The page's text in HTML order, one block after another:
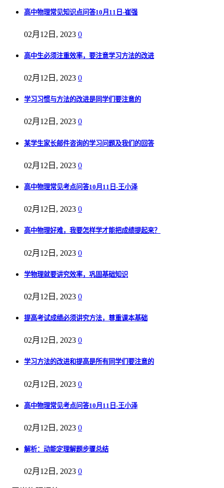
高中物理常见知识点问答10月11日-崔强
02月12日, 2023 0
高中生必须注重效率，要注意学习方法的改进
02月12日, 2023 0
学习习惯与方法的改进是同学们要注意的
02月12日, 2023 0
某学生家长邮件咨询的学习问题及我们的回答
02月12日, 2023 0
高中物理常见考点问答10月11日-王小泽
02月12日, 2023 0
高中物理好难，我要怎样学才能把成绩提起来？
02月12日, 2023 0
学物理就要讲究效率，巩固基础知识
02月12日, 2023 0
提高考试成绩必须讲究方法，尊重课本基础
02月12日, 2023 0
学习方法的改进和提高是所有同学们要注意的
02月12日, 2023 0
高中物理常见考点问答10月11日-王小泽
02月12日, 2023 0
解析：动能定理解题步骤总结
02月12日, 2023 0